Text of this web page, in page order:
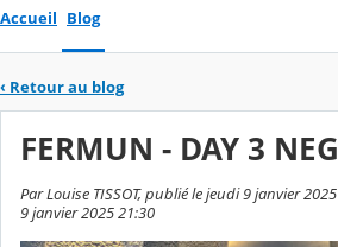
Accueil Blog
‹ Retour au blog
FERMUN - DAY 3
Par Louise TISSOT, publié le jeudi 9 janvier
9 janvier 2025 21:30